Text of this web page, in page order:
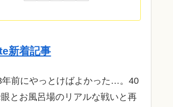
新着記事
年前にやっとけばよかった…。40
とお風呂場のリアルな戦いと再